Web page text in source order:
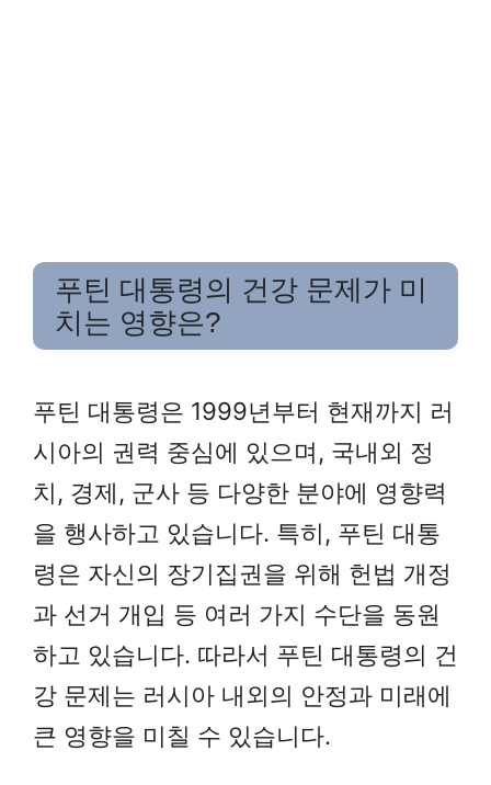
푸틴 대통령의 건강 문제가 미
치는 영향은?
푸틴 대통령은 1999년부터 현재까지 러
시아의 권력 중심에 있으며, 국내외 정
치, 경제, 군사 등 다양한 분야에 영향력
을 행사하고 있습니다. 특히, 푸틴 대통
령은 자신의 장기집권을 위해 헌법 개정
과 선거 개입 등 여러 가지 수단을 동원
하고 있습니다. 따라서 푸틴 대통령의 건
강 문제는 러시아 내외의 안정과 미래에
큰 영향을 미칠 수 있습니다.